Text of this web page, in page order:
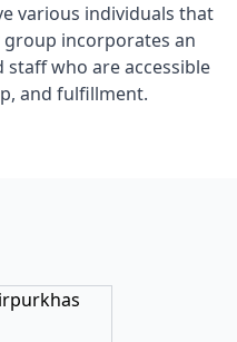
various individuals that
incorporates an
who are accessible
and fulfillment.